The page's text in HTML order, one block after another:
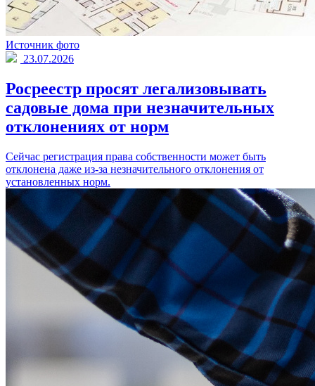
Источник фото
23.07.2026
Росреестр просят легализовывать
садовые дома при незначительных
отклонениях от норм
Сейчас регистрация права собственности может быть
отклонена даже из-за незначительного отклонения от
установленных норм.